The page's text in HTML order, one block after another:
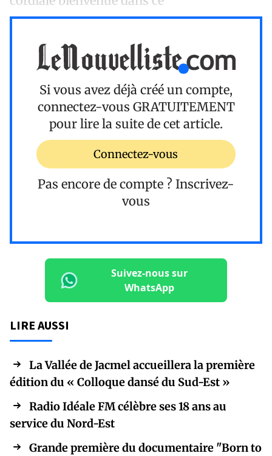
Si vous avez déjà créé un compte,
connectez-vous GRATUITEMENT
pour lire la suite de cet article.
Connectez-vous
Pas encore de compte ? Inscrivez-
vous
Suivez-nous sur
WhatsApp
LIRE AUSSI
La Vallée de Jacmel accueillera la première
édition du « Colloque dansé du Sud-Est »
Radio Idéale FM célèbre ses 18 ans au
service du Nord-Est
Grande première du documentaire "Born to